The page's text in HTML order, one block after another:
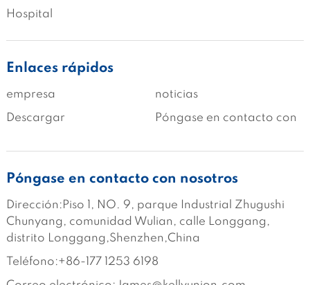
Hospital
Enlaces rápidos
empresa
noticias
Descargar
Póngase en contacto con
Póngase en contacto con nosotros
Dirección:Piso 1, NO. 9, parque Industrial Zhugushi
Chunyang, comunidad Wulian, calle Longgang,
distrito Longgang,Shenzhen,China
Teléfono:+86-177 1253 6198